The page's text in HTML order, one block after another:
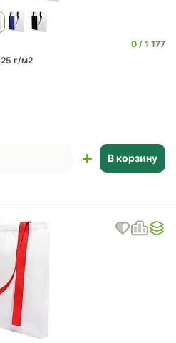
0
1 177
г/м2
В корзину